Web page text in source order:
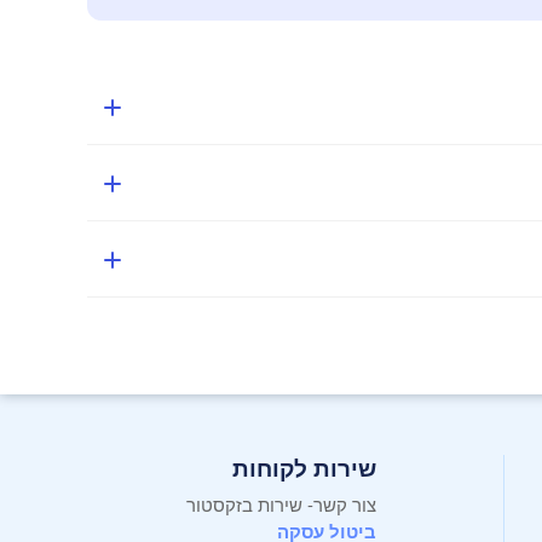
שירות לקוחות
צור קשר- שירות בזקסטור
ביטול עסקה